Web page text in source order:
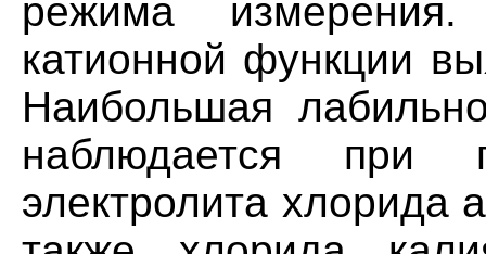
режима измерения.
катионной функции
Наибольшая
наблюдается при
электролита хлорида